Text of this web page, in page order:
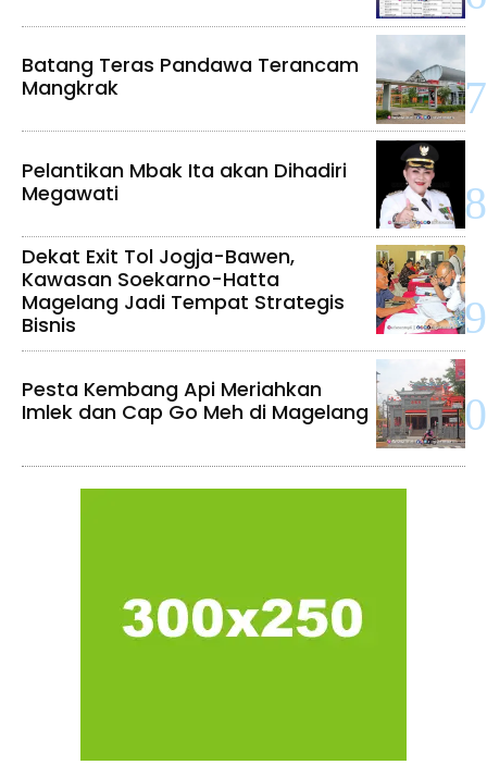
Batang Teras Pandawa Terancam
Mangkrak
Pelantikan Mbak Ita akan Dihadiri
Megawati
Dekat Exit Tol Jogja-Bawen,
Kawasan Soekarno-Hatta
Magelang Jadi Tempat Strategis
Bisnis
Pesta Kembang Api Meriahkan
Imlek dan Cap Go Meh di Magelang